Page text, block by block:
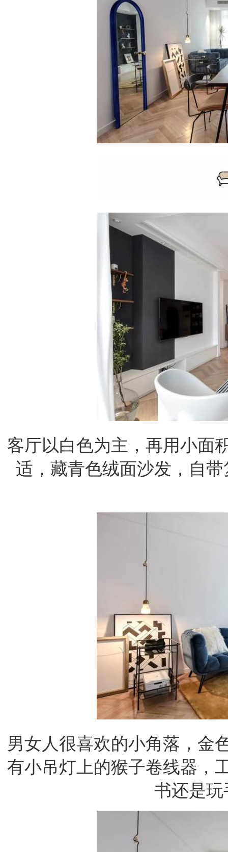
客厅以白色为主，再用小面
适，藏青色绒面沙发，自
男女人很喜欢的小角落，金
有小吊灯上的猴子卷线器，
书还是